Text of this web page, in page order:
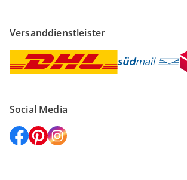
Versanddienstleister
Social Media